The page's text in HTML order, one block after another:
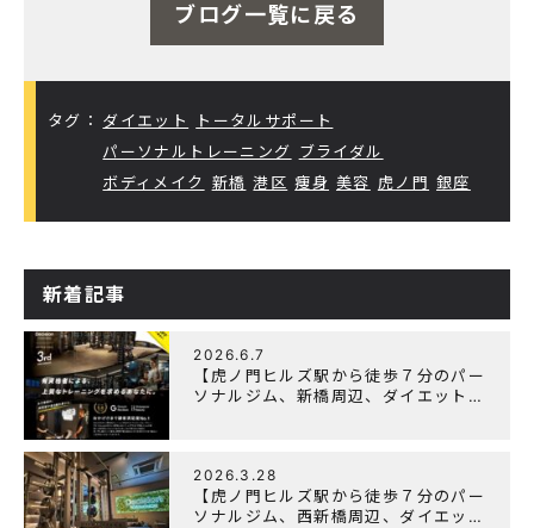
ブログ一覧に戻る
タグ： ダイエット
トータルサポート
パーソナルトレーニング ブライダル
ボディメイク 新橋 港区 痩身 美容 虎ノ門 銀座
新着記事
2026.6.7
【虎ノ門ヒルズ駅から徒歩７分のパー
ソナルジム、新橋周辺、ダイエットに
2026.3.28
【虎ノ門ヒルズ駅から徒歩７分のパー
ソナルジム、西新橋周辺、ダイエット